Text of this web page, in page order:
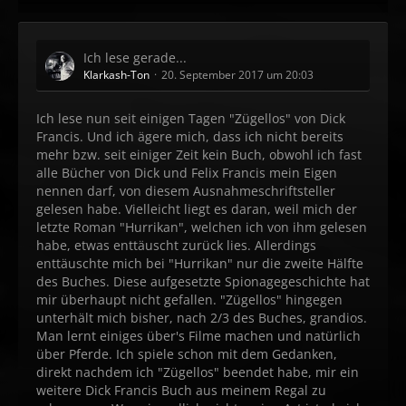
Ich lese gerade...
Klarkash-Ton 20. September 2017 um 20:03
Ich lese nun seit einigen Tagen "Zügellos" von Dick
Francis. Und ich ägere mich, dass ich nicht bereits
mehr bzw. seit einiger Zeit kein Buch, obwohl ich fast
alle Bücher von Dick und Felix Francis mein Eigen
nennen darf, von diesem Ausnahmeschriftsteller
gelesen habe. Vielleicht liegt es daran, weil mich der
letzte Roman "Hurrikan", welchen ich von ihm gelesen
habe, etwas enttäuscht zurück lies. Allerdings
enttäuschte mich bei "Hurrikan" nur die zweite Hälfte
des Buches. Diese aufgesetzte Spionagegeschichte hat
mir überhaupt nicht gefallen. "Zügellos" hingegen
unterhält mich bisher, nach 2/3 des Buches, grandios.
Man lernt einiges über's Filme machen und natürlich
über Pferde. Ich spiele schon mit dem Gedanken,
direkt nachdem ich "Zügellos" beendet habe, mir ein
weitere Dick Francis Buch aus meinem Regal zu